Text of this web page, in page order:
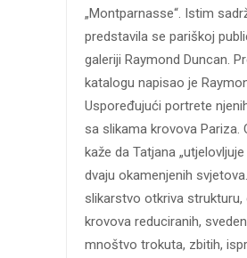
„Montparnasse“. Istim
predstavila se pariškoj
galeriji Raymond Duncan.
katalogu napisao je
Uspoređujući portrete
sa slikama krovova Pariza.
kaže da Tatjana
dvaju okamenjenih
slikarstvo otkriva strukturu,
krovova reduciranih,
mnoštvo trokuta, zbitih,